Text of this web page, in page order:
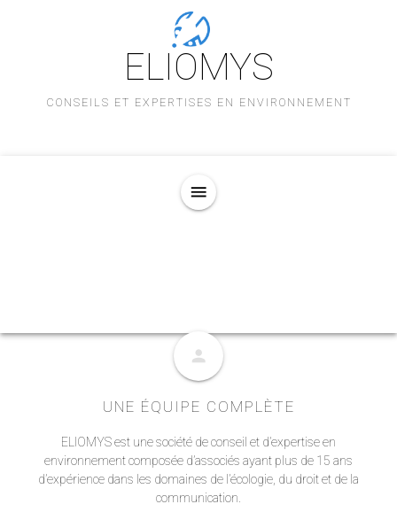
ELIOMYS
CONSEILS ET EXPERTISES EN ENVIRONNEMENT
menu
person
UNE ÉQUIPE COMPLÈTE
ELIOMYS est une société de conseil et d’expertise en
environnement composée d’associés ayant plus de 15 ans
d’expérience dans les domaines de l’écologie, du droit et de la
communication.